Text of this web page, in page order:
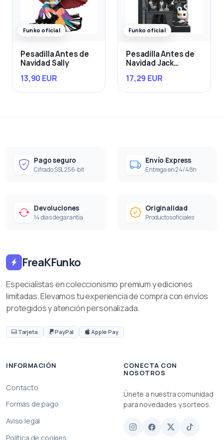
Funko oficial
Pesadilla Antes de
Navidad Sally
13,90 EUR
Funko oficial
Pesadilla Antes de
Navidad Jack
Room
17,29 EUR
Pago seguro
Cifrado SSL 256-bit
Envío Express
Entrega en 24/48h
Devoluciones
14 días de garantía
Originalidad
Productos oficiales
FreaKFunko
Especialistas en coleccionismo premium y ediciones
limitadas. Elevamos tu experiencia de compra con envíos
protegidos y atención personalizada.
Tarjeta PayPal Apple Pay
INFORMACIÓN
Contacto
Formas de pago
Aviso legal
Política de cookies
CONECTA CON
NOSOTROS
Únete a nuestra comunidad
para novedades y sorteos.